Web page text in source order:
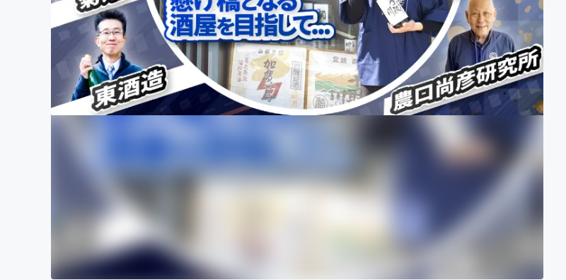
CAMPFIRE for Social GoodCAMPFIRE
CAMPFIREふるさと納税machi-yaコミュニ